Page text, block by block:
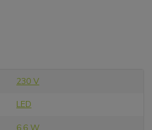
230 V
LED